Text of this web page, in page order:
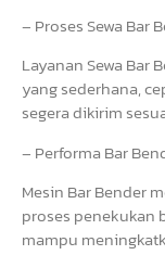
– Proses Sewa Bar
Layanan Sewa Bar
yang sederhana,
segera dikirim
– Performa Bar
Mesin Bar Bender
proses penekukan
mampu